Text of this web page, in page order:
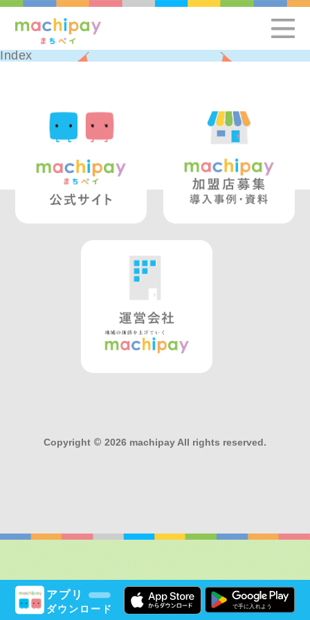
アプリ
ダウンロード
Index
Copyright © 2026 machipay All rights reserved.